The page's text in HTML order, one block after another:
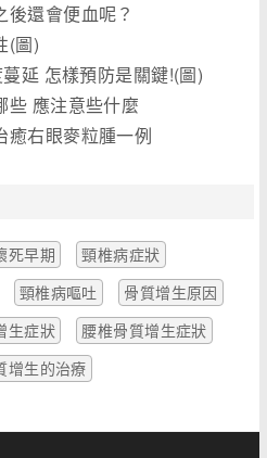
後還會便血呢？
(圖)
延 怎樣預防是關鍵!(圖)
些 應注意些什麼
癒右眼麥粒腫一例
死早期
頸椎病症狀
頸椎病嘔吐
骨質增生原因
生症狀
腰椎骨質增生症狀
增生的治療